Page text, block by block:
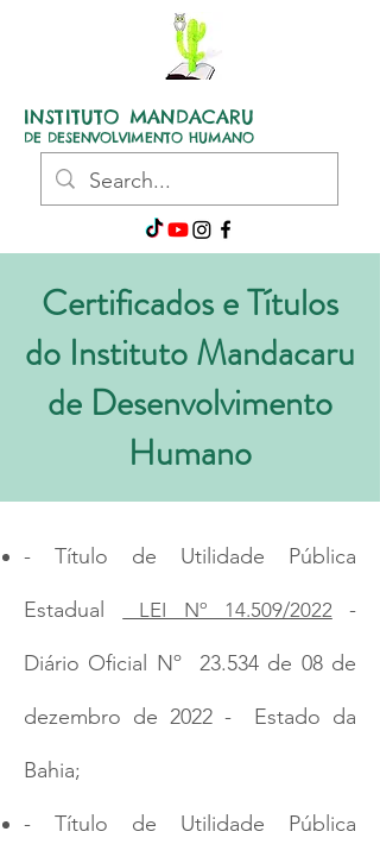
INSTITUTO MANDACARU
DE DESENVOLVIMENTO HUMANO
Certificados e Títulos
do Instituto Mandacaru
de Desenvolvimento
Humano
- Título de Utilidade Pública
Estadual LEI Nº 14.509/2022 -
Diário Oficial Nº 23.534 de 08 de
dezembro de 2022 - Estado da
Bahia;
- Título de Utilidade Pública